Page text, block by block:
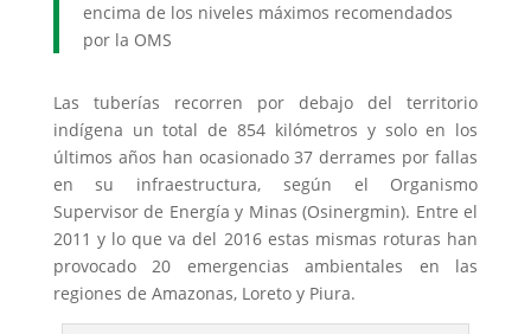
encima de los niveles máximos recomendados
por la OMS
Las tuberías recorren por debajo del territorio
indígena un total de 854 kilómetros y solo en los
últimos años han ocasionado 37 derrames por fallas
en su infraestructura, según el Organismo
Supervisor de Energía y Minas (Osinergmin). Entre el
2011 y lo que va del 2016 estas mismas roturas han
provocado 20 emergencias ambientales en las
regiones de Amazonas, Loreto y Piura.